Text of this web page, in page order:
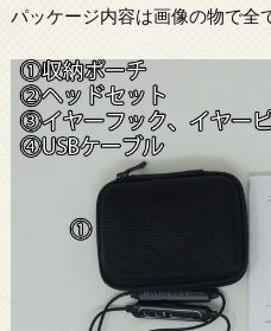
パッケージ内容は画像の物で全